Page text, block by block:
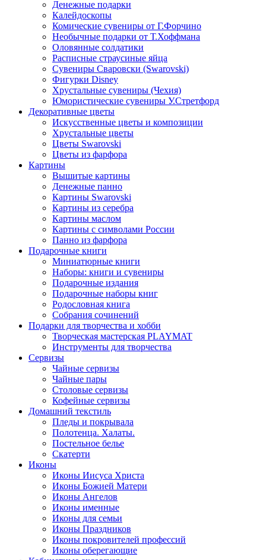
Денежные подарки
Калейдоскопы
Комические сувениры от Г.Форчино
Необычные подарки от Т.Хоффмана
Оловянные солдатики
Расписные страусиные яйца
Сувениры Сваровски (Swarovski)
Фигурки Disney
Хрустальные сувениры (Чехия)
Юмористические сувениры У.Стретфорд
Декоративные цветы
Искусственные цветы и композиции
Хрустальные цветы
Цветы Swarovski
Цветы из фарфора
Картины
Вышитые картины
Денежные панно
Картины Swarovski
Картины из серебра
Картины маслом
Картины с символами России
Панно из фарфора
Подарочные книги
Миниатюрные книги
Наборы: книги и сувениры
Подарочные издания
Подарочные наборы книг
Родословная книга
Собрания сочинений
Подарки для творчества и хобби
Творческая мастерская PLAYMAT
Инструменты для творчества
Cервизы
Чайные сервизы
Чайные пары
Столовые сервизы
Кофейные сервизы
Домашний текстиль
Пледы и покрывала
Полотенца. Халаты.
Постельное белье
Скатерти
Иконы
Иконы Иисуса Христа
Иконы Божией Матери
Иконы Ангелов
Иконы именные
Иконы для семьи
Иконы Праздников
Иконы покровителей профессий
Иконы оберегающие